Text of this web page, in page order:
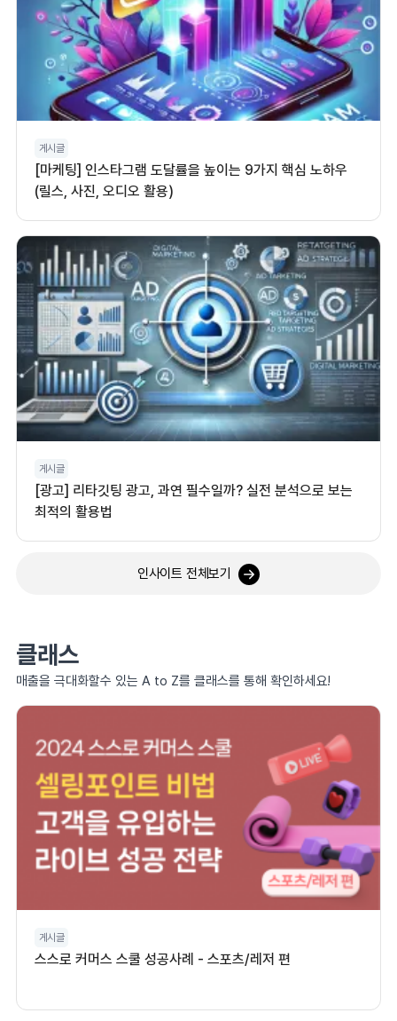
게시글
[마케팅] 인스타그램 도달률을 높이는 9가지 핵심 노하우
(릴스, 사진, 오디오 활용)
게시글
[광고] 리타깃팅 광고, 과연 필수일까? 실전 분석으로 보는
최적의 활용법
인사이트 전체보기
클래스
매출을 극대화할수 있는 A to Z를 클래스를 통해 확인하세요!
게시글
스스로 커머스 스쿨 성공사례 - 스포츠/레저 편